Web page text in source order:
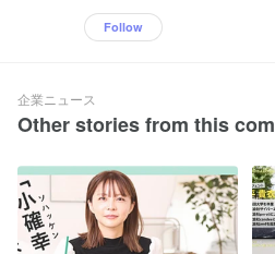
Follow
企業ニュース
Other stories from this